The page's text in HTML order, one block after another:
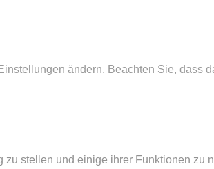
ändern. Beachten Sie, dass
stellen und einige ihrer Funktionen zu